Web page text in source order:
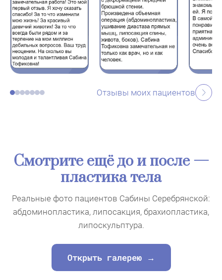
Отзывы моих пациентов
Смотрите ещё до и после —
пластика тела
Реальные фото пациентов Сабины Серебрянской:
абдоминопластика, липосакция, брахиопластика,
липоскульптура.
Открыть галерею →